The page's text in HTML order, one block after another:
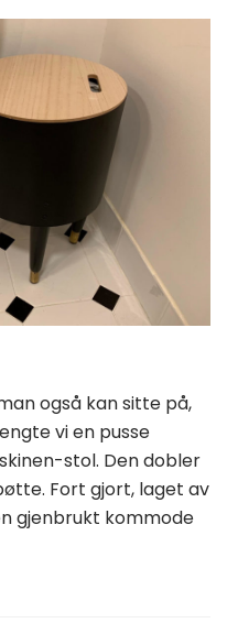
også kan sitte på,
vi en pusse
stol. Den dobler
Fort gjort, laget av
gjenbrukt kommode